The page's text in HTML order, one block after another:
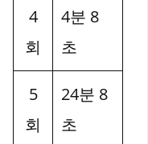
4
회
4분 8
초
5
회
24분 8
초